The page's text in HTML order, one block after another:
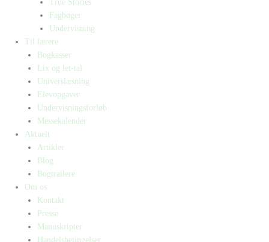
True Stories
Fagbøger
Undervisning
Til lærere
Bogkasser
Lix og let-tal
Universlæsning
Elevopgaver
Undervisningsforløb
Messekalender
Aktuelt
Artikler
Blog
Bogtrailere
Om os
Kontakt
Presse
Manuskripter
Handelsbetingelser